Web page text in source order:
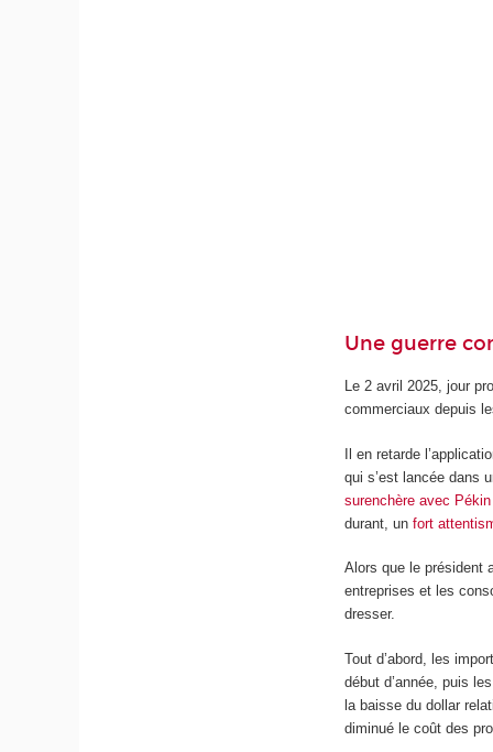
Une guerre
Le 2 avril 2025, jour
commerciaux depuis
Il en retarde
qui s’est lancée dans
surenchère avec Pékin
durant, unfort
Alors que le président
entreprises et les
dresser.
Tout d’abord, les
début d’année, puis
la baisse du dollar
diminué le coût des